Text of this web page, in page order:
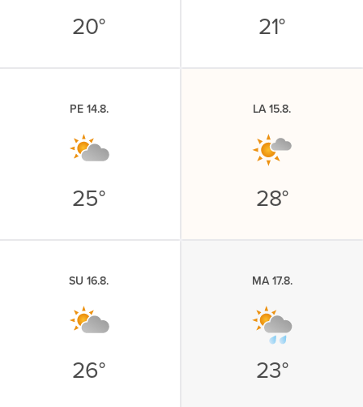
20° 21°
PE 14.8.
25°
LA 15.8.
28°
SU 16.8.
26°
MA 17.8.
23°